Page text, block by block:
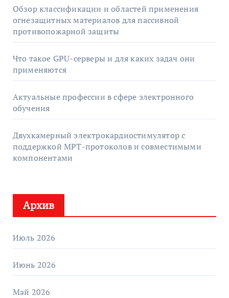
Обзор классификации и областей применения
огнезащитных материалов для пассивной
противопожарной защиты
Что такое GPU-серверы и для каких задач они
применяются
Актуальные профессии в сфере электронного
обучения
Двухкамерный электрокардиостимулятор с
поддержкой МРТ-протоколов и совместимыми
компонентами
Архив
Июль 2026
Июнь 2026
Май 2026